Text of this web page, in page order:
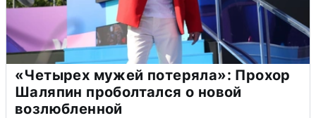
«Четырех мужей потеряла»: Прохор
Шаляпин проболтался о новой
возлюбленной